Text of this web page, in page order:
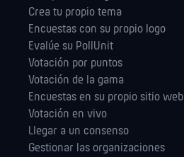
Crea tu propio tema
Encuestas con su propio logo
Evalúe su PollUnit
Votación por puntos
Votación de la gama
Encuestas en su propio sitio web
Votación en vivo
Llegar a un consenso
Gestionar las orga­nizaciones